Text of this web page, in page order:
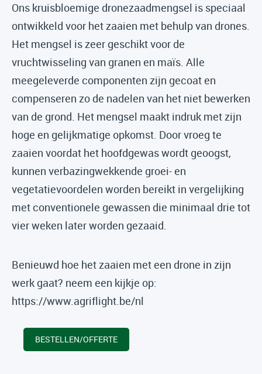
Ons kruisbloemige dronezaadmengsel is speciaal
ontwikkeld voor het zaaien met behulp van drones.
Het mengsel is zeer geschikt voor de
vruchtwisseling van granen en maïs. Alle
meegeleverde componenten zijn gecoat en
compenseren zo de nadelen van het niet bewerken
van de grond. Het mengsel maakt indruk met zijn
hoge en gelijkmatige opkomst. Door vroeg te
zaaien voordat het hoofdgewas wordt geoogst,
kunnen verbazingwekkende groei- en
vegetatievoordelen worden bereikt in vergelijking
met conventionele gewassen die minimaal drie tot
vier weken later worden gezaaid.
Benieuwd hoe het zaaien met een drone in zijn
werk gaat? neem een kijkje op:
https://www.agriflight.be/nl
BESTELLEN/OFFERTE